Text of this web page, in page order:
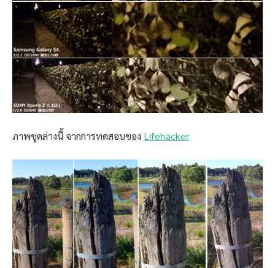
ภาพชุดล่างนี้ จากการทดสอบของ Lifehacker